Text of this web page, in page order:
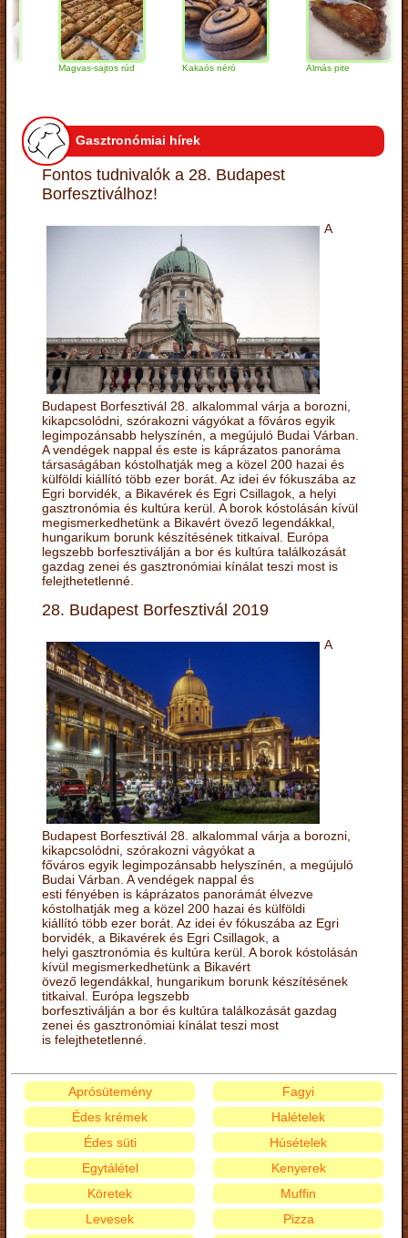
Magvas-sajtos rúd Kakaós néró Almás pite
Gasztronómiai hírek
Fontos tudnivalók a 28. Budapest
Borfesztiválhoz!
A
Budapest Borfesztivál 28. alkalommal várja a borozni,
kikapcsolódni, szórakozni vágyókat a főváros egyik
legimpozánsabb helyszínén, a megújuló Budai Várban.
A vendégek nappal és este is káprázatos panoráma
társaságában kóstolhatják meg a közel 200 hazai és
külföldi kiállító több ezer borát. Az idei év fókuszába az
Egri borvidék, a Bikavérek és Egri Csillagok, a helyi
gasztronómia és kultúra kerül. A borok kóstolásán kívül
megismerkedhetünk a Bikavért övező legendákkal,
hungarikum borunk készítésének titkaival. Európa
legszebb borfesztiválján a bor és kultúra találkozását
gazdag zenei és gasztronómiai kínálat teszi most is
felejthetetlenné.
28. Budapest Borfesztivál 2019
A
Budapest Borfesztivál 28. alkalommal várja a borozni,
kikapcsolódni, szórakozni vágyókat a
főváros egyik legimpozánsabb helyszínén, a megújuló
Budai Várban. A vendégek nappal és
esti fényében is káprázatos panorámát élvezve
kóstolhatják meg a közel 200 hazai és külföldi
kiállító több ezer borát. Az idei év fókuszába az Egri
borvidék, a Bikavérek és Egri Csillagok, a
helyi gasztronómia és kultúra kerül. A borok kóstolásán
kívül megismerkedhetünk a Bikavért
övező legendákkal, hungarikum borunk készítésének
titkaival. Európa legszebb
borfesztiválján a bor és kultúra találkozását gazdag
zenei és gasztronómiai kínálat teszi most
is felejthetetlenné.
Aprósütemény
Édes krémek
Édes süti
Egytálétel
Fagyi
Halételek
Húsételek
Kenyerek
Köretek
Levesek
Muffin
Pizza